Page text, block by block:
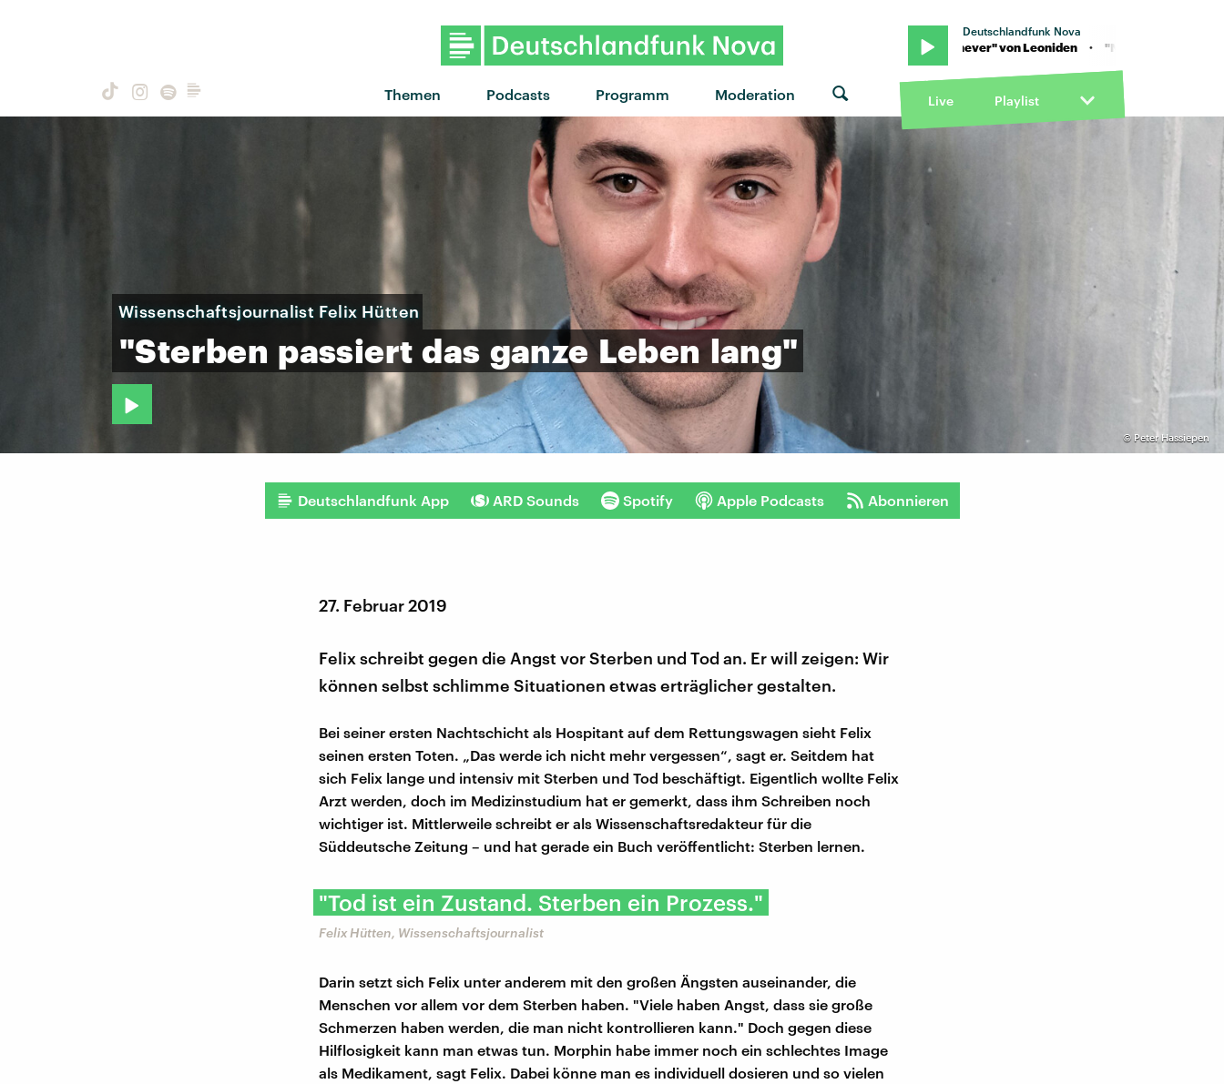
Themen Podcasts Programm Moderation
Deutschlandfunk Nova
"Never never" von Leoniden · "Never never" von Leoniden · "Never never" von Leoniden
Live Playlist
© Peter Hassiepen
Wissenschaftsjournalist Felix Hütten
"Sterben passiert das ganze Leben lang"
Deutschlandfunk App ARD Sounds Spotify Apple Podcasts Abonnieren
27. Februar 2019
Felix schreibt gegen die Angst vor Sterben und Tod an. Er will zeigen: Wir
können selbst schlimme Situationen etwas erträglicher gestalten.
Bei seiner ersten Nachtschicht als Hospitant auf dem Rettungswagen sieht Felix
seinen ersten Toten. „Das werde ich nicht mehr vergessen“, sagt er. Seitdem hat
sich Felix lange und intensiv mit Sterben und Tod beschäftigt. Eigentlich wollte Felix
Arzt werden, doch im Medizinstudium hat er gemerkt, dass ihm Schreiben noch
wichtiger ist. Mittlerweile schreibt er als Wissenschaftsredakteur für die
Süddeutsche Zeitung – und hat gerade ein Buch veröffentlicht: Sterben lernen.
"Tod ist ein Zustand. Sterben ein Prozess."
Felix Hütten, Wissenschaftsjournalist
Darin setzt sich Felix unter anderem mit den großen Ängsten auseinander, die
Menschen vor allem vor dem Sterben haben. "Viele haben Angst, dass sie große
Schmerzen haben werden, die man nicht kontrollieren kann." Doch gegen diese
Hilflosigkeit kann man etwas tun. Morphin habe immer noch ein schlechtes Image
als Medikament, sagt Felix. Dabei könne man es individuell dosieren und so vielen